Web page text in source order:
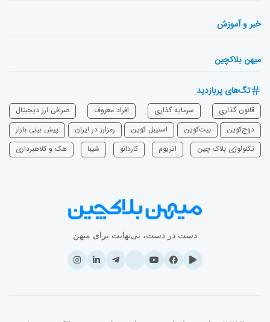
خبر و آموزش
میهن بلاکچین
تگ‌های پربازدید
قانون گذاری سرمایه‌ گذاری افراد معروف
صرافی ارز دیجیتال
دوج‌کوین
بیت‌کوین استیبل کوین رمزارز در ایران
پیش بینی بازار
تکنولوژی بلاک چین
اتریوم ‌کاردانو شیبا هک و کلاهبرداری
دست در دست، بی‌نهایت برای میهن